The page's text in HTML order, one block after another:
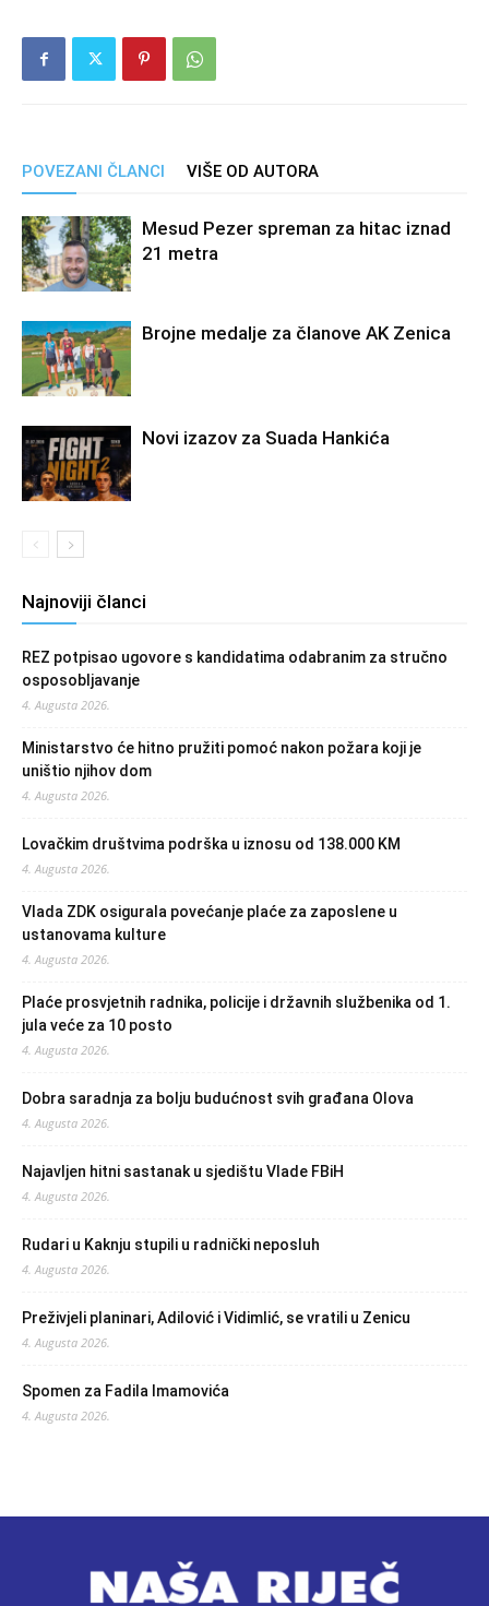
POVEZANI ČLANCI VIŠE OD AUTORA
Mesud Pezer spreman za hitac iznad
21 metra
Brojne medalje za članove AK Zenica
Novi izazov za Suada Hankića
Najnoviji članci
REZ potpisao ugovore s kandidatima odabranim za stručno
osposobljavanje
4. Augusta 2026.
Ministarstvo će hitno pružiti pomoć nakon požara koji je
uništio njihov dom
4. Augusta 2026.
Lovačkim društvima podrška u iznosu od 138.000 KM
4. Augusta 2026.
Vlada ZDK osigurala povećanje plaće za zaposlene u
ustanovama kulture
4. Augusta 2026.
Plaće prosvjetnih radnika, policije i državnih službenika od 1.
jula veće za 10 posto
4. Augusta 2026.
Dobra saradnja za bolju budućnost svih građana Olova
4. Augusta 2026.
Najavljen hitni sastanak u sjedištu Vlade FBiH
4. Augusta 2026.
Rudari u Kaknju stupili u radnički neposluh
4. Augusta 2026.
Preživjeli planinari, Adilović i Vidimlić, se vratili u Zenicu
4. Augusta 2026.
Spomen za Fadila Imamovića
4. Augusta 2026.